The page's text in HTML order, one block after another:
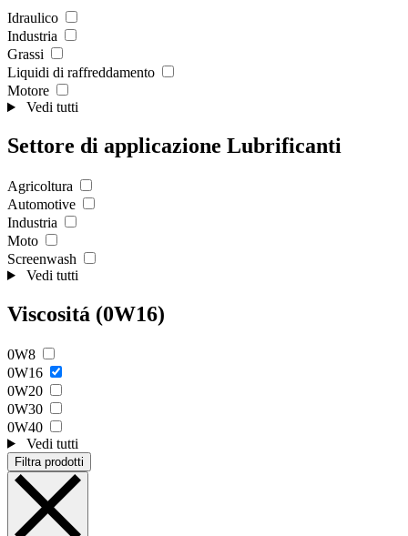
Idraulico
Industria
Grassi
Liquidi di raffreddamento
Motore
Vedi tutti
Settore di applicazione Lubrificanti
Agricoltura
Automotive
Industria
Moto
Screenwash
Vedi tutti
Viscositá (0W16)
0W8
0W16
0W20
0W30
0W40
Vedi tutti
Filtra prodotti